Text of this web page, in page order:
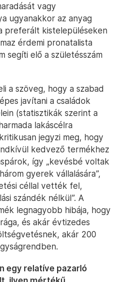
vagy
ugyanakkor az anyag
preferált kistelepüléseken
érdemi pronatalista
segíti elő a születésszám
a szöveg, hogy a szabad
javítani a családok
(statisztikák szerint a
lakáscélra
jegyzi meg, hogy
kedvező termékhez
így „kevésbé voltak
gyerek vállalására”,
céllal vették fel,
szándék nélkül”. A
legnagyobb hibája, hogy
és akár évtizedes
akár 200
egy relatíve pazarló